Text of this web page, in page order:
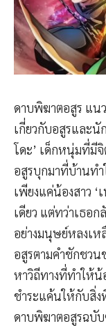
ดาบพิฆาตอสูร แน
เกี่ยวกับอสูรและนั
โดะ’ เด็กหนุ่มที่มี
อสูรบุกมาที่บ้านท
เพียงแค่น้องสาว ‘
เดียว แต่ทว่าเธอ
อย่างมนุษย์หลงเ
อสูรตามคำชักชวน
หาวิถีทางที่ทำให้น้
ชำระแค้นให้กับสิ่ง
ดาบพิฆาตอสูรฉบั